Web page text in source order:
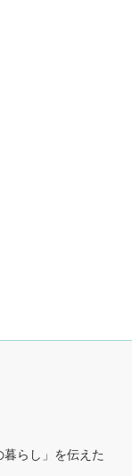
らし」を伝えた